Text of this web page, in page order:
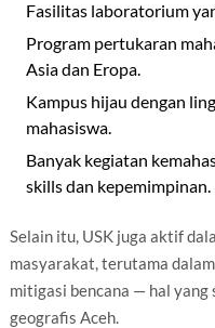
Fasilitas laboratorium
Program pertukaran
Asia dan Eropa.
Kampus hijau dengan
mahasiswa.
Banyak kegiatan
skills dan kepemimpinan.
Selain itu, USK juga aktif
masyarakat, terutama
mitigasi bencana — hal yang
geografis Aceh.